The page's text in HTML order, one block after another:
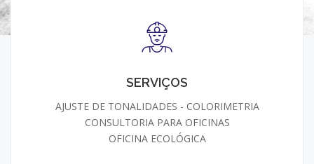
SERVIÇOS
AJUSTE DE TONALIDADES - COLORIMETRIA
CONSULTORIA PARA OFICINAS
OFICINA ECOLÓGICA